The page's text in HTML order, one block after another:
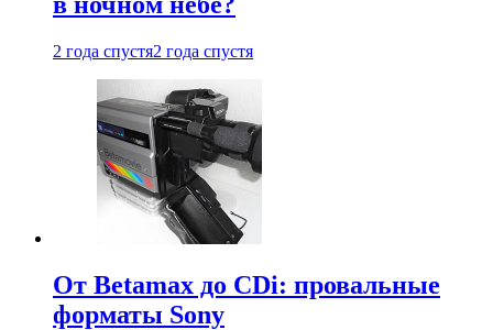
2 года спустя2 года спустя
От Betamax до CDi: провальные
форматы Sony